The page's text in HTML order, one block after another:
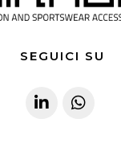
SEGUICI SU